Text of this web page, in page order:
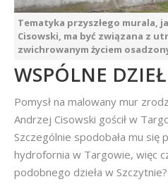
Tematyka przyszłego murala,
Cisowski, ma być związana z
zwichrowanym życiem
WSPÓLNE
Pomysł na malowany mur
Andrzej Cisowski gościł w
Szczególnie spodobała mu się
hydrofornia w Targowie, więc
podobnego dzieła w Szczytnie?